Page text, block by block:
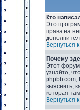
Кто
Это
права на
Вернуться
Почему
Этот форум
узнайте,
phpbb.com,
выяснить,
которая
Вернуться